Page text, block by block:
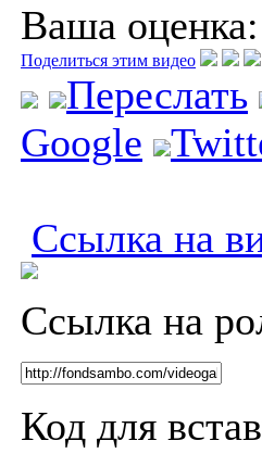
Ваша оценка:
Поделиться этим видео
Переслать
Google
Ссылка на
Ссылка на
Код для